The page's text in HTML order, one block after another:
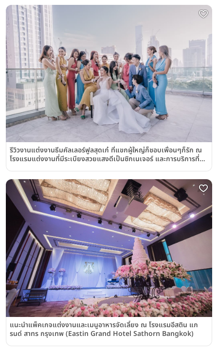
รีวิวงานแต่งงานธีมคัลเลอร์ฟูลสุดเก๋ ที่แขกผู้ใหญ่ก็ชอบเพื่อนๆก็รัก ณ
โรงแรมแต่งงานที่มีระเบียงสวยแสงดีเป็นซิกเนเจอร์ และการบริการที่
Hotel Sathorn Bangkok
แนะนำแพ็คเกจแต่งงานและเมนูอาหารจัดเลี้ยง ณ โรงแรมอีสติน แก
รนด์ สาทร กรุงเทพ (Eastin Grand Hotel Sathorn Bangkok)